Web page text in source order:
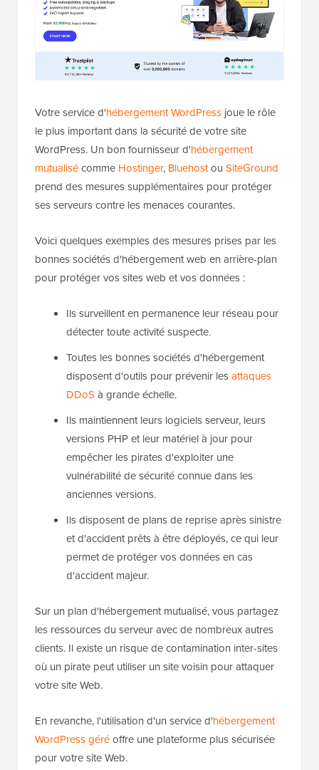
Votre service d'hébergement WordPress joue le rôle
le plus important dans la sécurité de votre site
WordPress. Un bon fournisseur d'hébergement
mutualisécomme Hostinger, Bluehostou SiteGround
prend des mesures supplémentaires pour protéger
ses serveurs contre les menaces courantes.
Voici quelques exemples des mesures prises par les
bonnes sociétés d'hébergement web en arrière-plan
pour protéger vos sites web et vos données :
Ils surveillent en permanence leur réseau pour
détecter toute activité suspecte.
Toutes les bonnes sociétés d'hébergement
disposent d'outils pour prévenir lesattaques
DDoS à grande échelle.
Ils maintiennent leurs logiciels serveur, leurs
versions PHP et leur matériel à jour pour
empêcher les pirates d'exploiter une
vulnérabilité de sécurité connue dans les
anciennes versions.
Ils disposent de plans de reprise après sinistre
et d'accident prêts à être déployés, ce qui leur
permet de protéger vos données en cas
d'accident majeur.
Sur un plan d'hébergement mutualisé, vous partagez
les ressources du serveur avec de nombreux autres
clients. Il existe un risque de contamination inter-sites
où un pirate peut utiliser un site voisin pour attaquer
votre site Web.
En revanche, l'utilisation d'un service d'hébergement
WordPress géréoffre une plateforme plus sécurisée
pour votre site Web.